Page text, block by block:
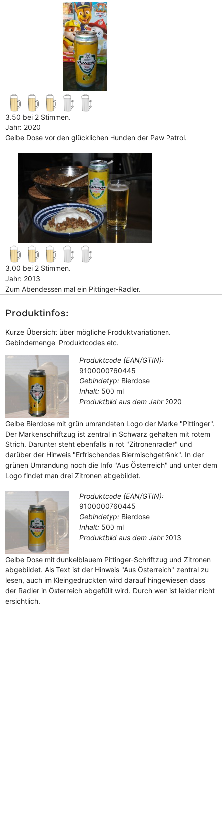
3.50 bei 2 Stimmen.
Jahr: 2020
Gelbe Dose vor den glücklichen Hunden der Paw Patrol.
3.00 bei 2 Stimmen.
Jahr: 2013
Zum Abendessen mal ein Pittinger-Radler.
Produktinfos:
Kurze Übersicht über mögliche Produktvariationen.
Gebindemenge, Produktcodes etc.
Produktcode (EAN/GTIN):
9100000760445
Gebindetyp: Bierdose
Inhalt:500 ml
Produktbild aus dem Jahr 2020
Gelbe Bierdose mit grün umrandeten Logo der Marke "Pittinger".
Der Markenschriftzug ist zentral in Schwarz gehalten mit rotem
Strich. Darunter steht ebenfalls in rot "Zitronenradler" und
darüber der Hinweis "Erfrischendes Biermischgetränk". In der
grünen Umrandung noch die Info "Aus Österreich" und unter dem
Logo findet man drei Zitronen abgebildet.
Produktcode (EAN/GTIN):
9100000760445
Gebindetyp: Bierdose
Inhalt:500 ml
Produktbild aus dem Jahr 2013
Gelbe Dose mit dunkelblauem Pittinger-Schriftzug und Zitronen
abgebildet. Als Text ist der Hinweis "Aus Österreich" zentral zu
lesen, auch im Kleingedruckten wird darauf hingewiesen dass
der Radler in Österreich abgefüllt wird. Durch wen ist leider nicht
ersichtlich.